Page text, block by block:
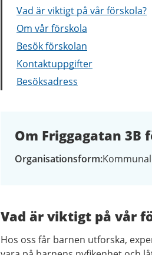
Vad är viktigt på vår förskola?
Om vår förskola
Besök förskolan
Kontaktuppgifter
Besöksadress
Om Friggagatan 3B
Organisationsform Kommunal
Vad är viktigt på vår
Hos oss får barnen utforska,